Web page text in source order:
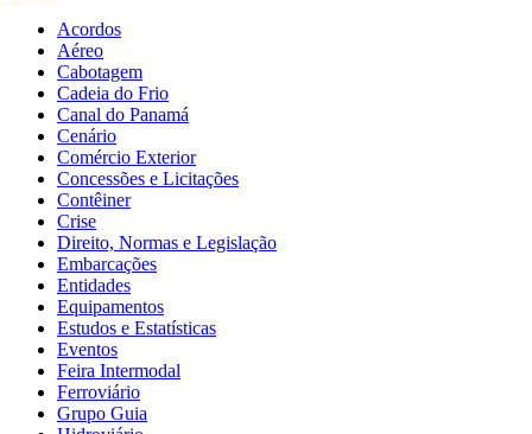
Acordos
Aéreo
Cabotagem
Cadeia do Frio
Canal do Panamá
Cenário
Comércio Exterior
Concessões e Licitações
Contêiner
Crise
Direito, Normas e Legislação
Embarcações
Entidades
Equipamentos
Estudos e Estatísticas
Eventos
Feira Intermodal
Ferroviário
Grupo Guia